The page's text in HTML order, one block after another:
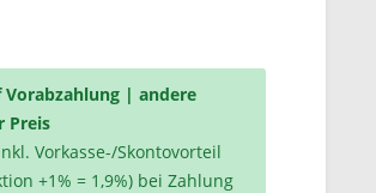
Vorabzahlung | andere
Preis
Vorkasse-/Skontovorteil
+1% = 1,9%) bei Zahlung